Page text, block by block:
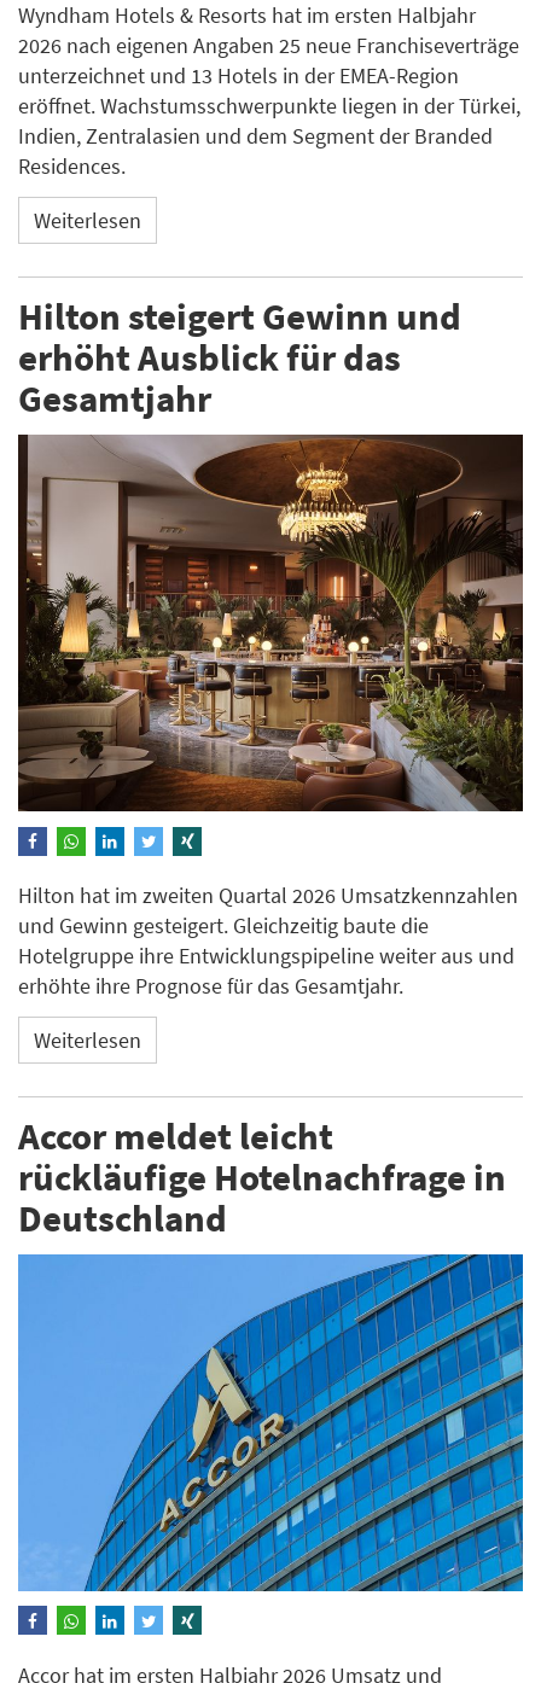
Wyndham Hotels & Resorts hat im ersten Halbjahr
2026 nach eigenen Angaben 25 neue Franchiseverträge
unterzeichnet und 13 Hotels in der EMEA-Region
eröffnet. Wachstumsschwerpunkte liegen in der Türkei,
Indien, Zentralasien und dem Segment der Branded
Residences.
Weiterlesen
Hilton steigert Gewinn und
erhöht Ausblick für das
Gesamtjahr
Hilton hat im zweiten Quartal 2026 Umsatzkennzahlen
und Gewinn gesteigert. Gleichzeitig baute die
Hotelgruppe ihre Entwicklungspipeline weiter aus und
erhöhte ihre Prognose für das Gesamtjahr.
Weiterlesen
Accor meldet leicht
rückläufige Hotelnachfrage in
Deutschland
Accor hat im ersten Halbjahr 2026 Umsatz und